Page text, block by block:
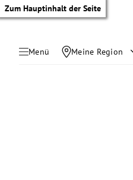
Zum Hauptinhalt der Seite
Menü Meine Region